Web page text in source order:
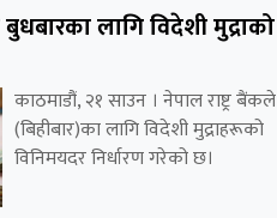
लागि विदेशी मुद्राको
काठमाडौं, २१ साउन । नेपाल राष्ट्र बैंकले
(बिहीबार)का लागि विदेशी मुद्राहरूको
विनिमयदर निर्धारण गरेको छ।